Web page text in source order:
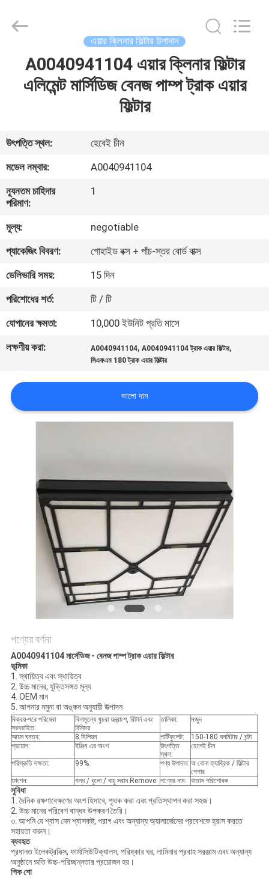
ভিডিও
আমাদের
সম্পর্কে
কারখানা
ভ্রমণ
মান
নিয়ন্ত্রণ
করুন
PRIVACY
POLICY
Rights
Reserved.
এয়ার ক্লিনার ফিল্টার উপাদান
A0040941104 এয়ার ক্লিনার ফিল্টার
এলিমেন্ট মার্সিডিজ বেনজ পাম্প ট্রাক এয়ার
ফিল্টার
উৎপত্তি স্থল:
হেবেই চীন
মডেল নম্বার:
A0040941104
ন্যূনতম চাহিদার
পরিমাণ:
1
মূল্য:
negotiable
প্যাকেজিং বিবরণ:
গোহাইড বক্স + পাঁচ-স্তর বোর্ড বাক্স
ডেলিভারি সময়:
15 দিন
পরিশোধের শর্ত:
টি / টি
যোগানের ক্ষমতা:
10,000 ইউনিট প্রতি মাসে
লক্ষণীয় করা:
A0040941104,A0040941104 ট্রাক এয়ার ফিল্টার,
সিএফএম 180 ট্রাক এয়ার ফিল্টার
ভালো দাম
পণ্যের বর্ণনা
A0040941104 মার্সেডিজ - বেনজ পাম্প ট্রাক এয়ার ফিল্টার
ভূমিকা
1. স্থায়িত্ব এবং স্থায়িত্ব
2. উচ্চ মানের, যুক্তিসঙ্গত মূল্য
4. OEM মান
5. আপনার নমুনা বা অঙ্কন অনুযায়ী উত্পাদন
বিক্রয়-পরে পরিষেবা
সরবরাহিত:
বিনামূল্যে খুচরা যন্ত্রাংশ, রিটার্ন এবং
বিনিময়
তালিকা: মজুদ
আয়ন ঘনত্ব: 8 মিলিয়ন পার্টিকুলেট:
150-180 ঘনমিটার / ঘন্টা
প্রয়োগ:
ইঞ্জিন এর অংশ
উৎপত্তি
স্থল:
হেনেই চীন
পরিস্রুতি দক্ষতা: 99% পণ্য উপাদান: অ বোনা ফ্যাব্রিক / ফিল্টার
পেপার
ফাংশন:
গন্ধ / ধুলো / বায়ু সরান Remove পণ্যের নাম: বাতাস পরিশোধক
সুবিধা
1. দৈনিক রক্ষণাবেক্ষণের অংশ হিসাবে, পৃথক করা এবং প্রতিস্থাপন করা সহজ।
2. উচ্চ মানের পরিবেশ বান্ধব উপকরণ তৈরি।
৩. আপনি যে শ্বাস নেন শ্বাসকষ্ট, পরাগ এবং অন্যান্য অ্যালার্জেনের প্রবেশকে হ্রাস করতে
সহায়তা করুন।
ব্যবহৃত
প্রধানত ইলেকট্রনিক্স, ফার্মাসিউটিক্যালস, পরিষ্কার ঘর, লামিনার প্রবাহ সরঞ্জাম এবং অন্যান্য
অনুষ্ঠানে অতি উচ্চ-পরিচ্ছন্নতার প্রয়োজন হয়।
পিক শো